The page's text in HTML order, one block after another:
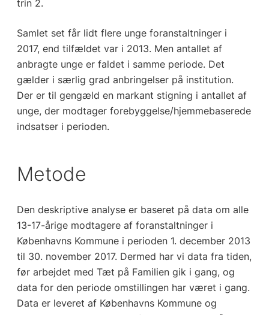
trin 2.
Samlet set får lidt flere unge foranstaltninger i
2017, end tilfældet var i 2013. Men antallet af
anbragte unge er faldet i samme periode. Det
gælder i særlig grad anbringelser på institution.
Der er til gengæld en markant stigning i antallet af
unge, der modtager forebyggelse/hjemmebaserede
indsatser i perioden.
Metode
Den deskriptive analyse er baseret på data om alle
13-17-årige modtagere af foranstaltninger i
Københavns Kommune i perioden 1. december 2013
til 30. november 2017. Dermed har vi data fra tiden,
før arbejdet med Tæt på Familien gik i gang, og
data for den periode omstillingen har været i gang.
Data er leveret af Københavns Kommune og